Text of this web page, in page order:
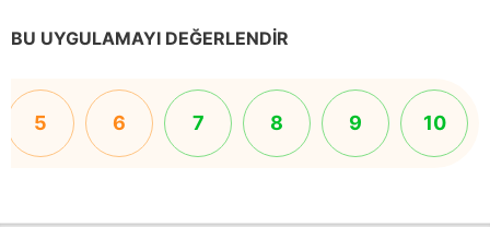
BU UYGULAMAYI DEĞERLENDIR
5 6 7 8 9 10